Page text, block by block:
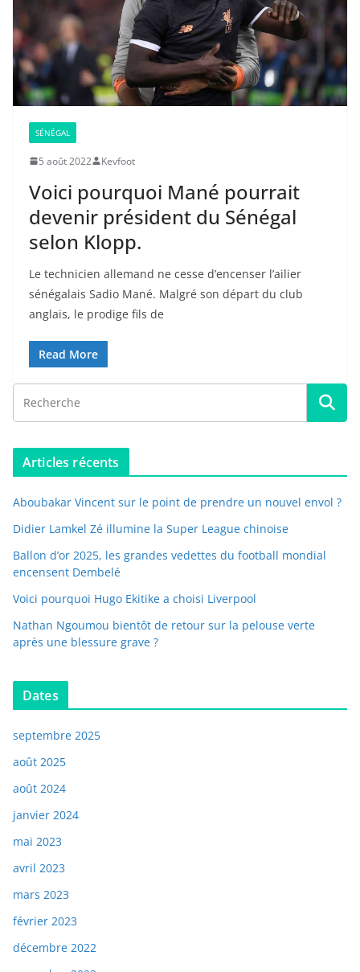
SÉNÉGAL
5 août 2022 Kevfoot
Voici pourquoi Mané pourrait
devenir président du Sénégal
selon Klopp.
Le technicien allemand ne cesse d’encenser l’ailier
sénégalais Sadio Mané. Malgré son départ du club
anglais, le prodige fils de
Read More
Articles récents
Aboubakar Vincent sur le point de prendre un nouvel envol ?
Didier Lamkel Zé illumine la Super League chinoise
Ballon d’or 2025, les grandes vedettes du football mondial
encensent Dembelé
Voici pourquoi Hugo Ekitike a choisi Liverpool
Nathan Ngoumou bientôt de retour sur la pelouse verte
après une blessure grave ?
Dates
septembre 2025
août 2025
août 2024
janvier 2024
mai 2023
avril 2023
mars 2023
février 2023
décembre 2022